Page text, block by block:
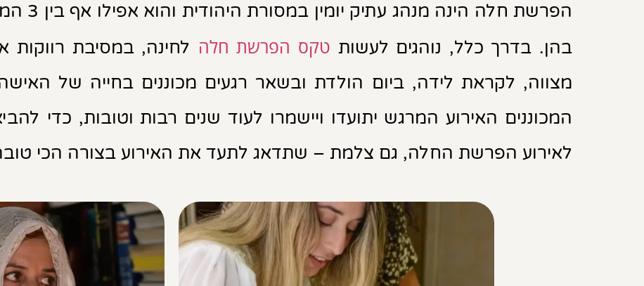
הפרשת
בהן. בדרך כלל, נוהגים לעשות טקס הפרשת חלה לחינה, במסיבת רווקות
מצווה, לקראת לידה, ביום הולדת ובשאר רגעים מכוננים בחייה של
המכוננים האירוע המרגש יתועדו ויישמרו לעוד שנים רבות וטובות, כדי
לאירוע הפרשת החלה, גם צלמת – שתדאג לתעד את האירוע בצורה הכי